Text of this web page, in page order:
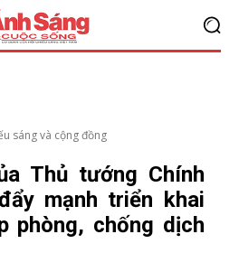
sáng và cộng đồng
Thủ tướng Chính
mạnh triển khai
phòng, chống dịch